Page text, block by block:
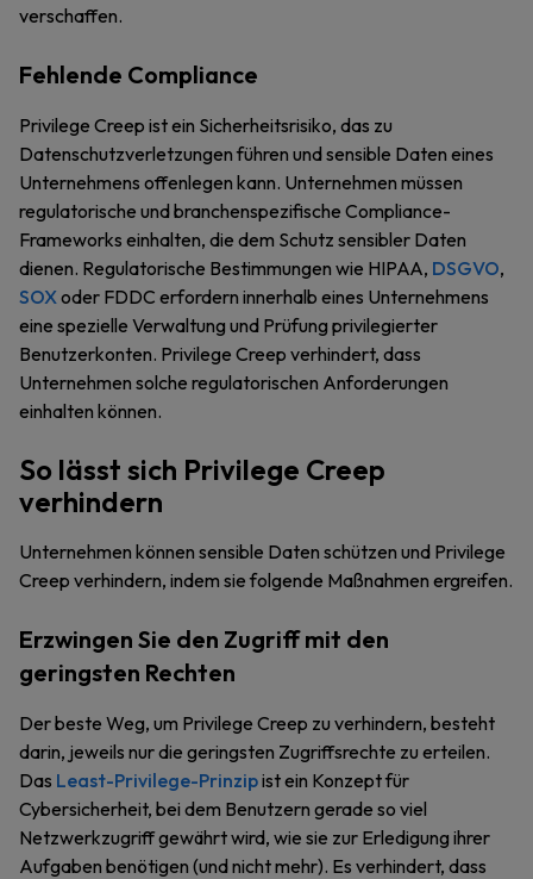
verschaffen.
Fehlende Compliance
Privilege Creep ist ein Sicherheitsrisiko, das zu
Datenschutzverletzungen führen und sensible Daten eines
Unternehmens offenlegen kann. Unternehmen müssen
regulatorische und branchenspezifische Compliance-
Frameworks einhalten, die dem Schutz sensibler Daten
dienen. Regulatorische Bestimmungen wie HIPAA, DSGVO,
SOXoder FDDC erfordern innerhalb eines Unternehmens
eine spezielle Verwaltung und Prüfung privilegierter
Benutzerkonten. Privilege Creep verhindert, dass
Unternehmen solche regulatorischen Anforderungen
einhalten können.
So lässt sich Privilege Creep
verhindern
Unternehmen können sensible Daten schützen und Privilege
Creep verhindern, indem sie folgende Maßnahmen ergreifen.
Erzwingen Sie den Zugriff mit den
geringsten Rechten
Der beste Weg, um Privilege Creep zu verhindern, besteht
darin, jeweils nur die geringsten Zugriffsrechte zu erteilen.
Das Least-Privilege-Prinzipist ein Konzept für
Cybersicherheit, bei dem Benutzern gerade so viel
Netzwerkzugriff gewährt wird, wie sie zur Erledigung ihrer
Aufgaben benötigen (und nicht mehr). Es verhindert, dass